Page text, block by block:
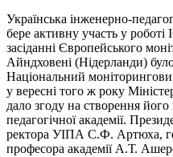
Українська інженерно-
бере активну участь у
засіданні Європейського
Айндховені (Нідерланди)
Національний
у вересні того ж року
дало згоду на створення його
педагогічної академії.
ректора УІПА С.Ф. Артюха,
професора академії А.Т.